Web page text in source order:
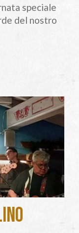
speciale
del nostro